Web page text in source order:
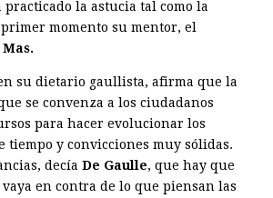
la astucia tal como la
momento su mentor, el
su dietario gaullista, afirma que la
se convenza a los ciudadanos
para hacer evolucionar los
tiempo y convicciones muy sólidas.
decía De Gaulle, que hay que
en contra de lo que piensan las